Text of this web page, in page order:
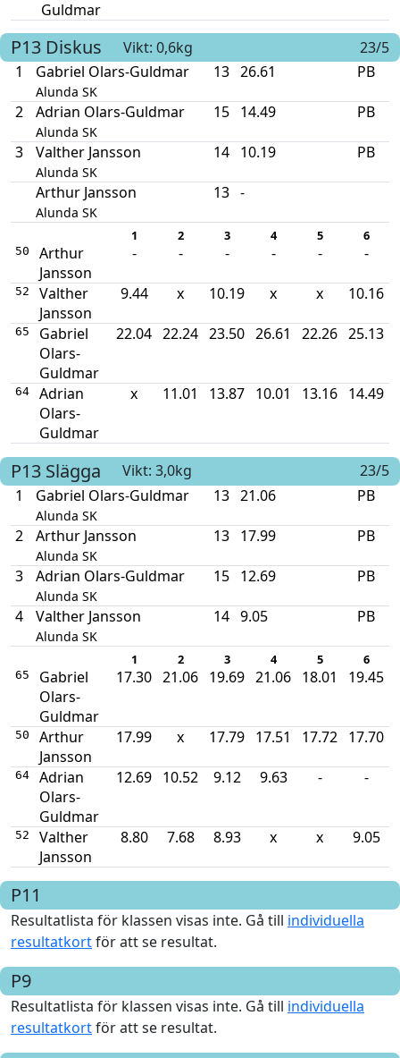
Guldmar
P13 Diskus Vikt: 0,6kg
23/5
1
Gabriel Olars-Guldmar
Alunda SK
13 26.61 PB
2 Adrian Olars-Guldmar
Alunda SK
15 14.49 PB
3 Valther Jansson
Alunda SK
14 10.19 PB
Arthur Jansson
Alunda SK
13 -
1 2 3 4 5 6
50
Arthur
Jansson
- - - - - -
52
Valther
Jansson
9.44 x 10.19 x x 10.16
65
Gabriel
Olars-
Guldmar
22.04 22.24 23.50 26.61 22.26 25.13
64
Adrian
Olars-
Guldmar
x 11.01 13.87 10.01 13.16 14.49
P13 Slägga Vikt: 3,0kg
23/5
1
Gabriel Olars-Guldmar
Alunda SK
13 21.06 PB
2 Arthur Jansson
Alunda SK
13 17.99 PB
3 Adrian Olars-Guldmar
Alunda SK
15 12.69 PB
4 Valther Jansson
Alunda SK
14 9.05 PB
1 2 3 4 5 6
65
Gabriel
Olars-
Guldmar
17.30 21.06 19.69 21.06 18.01 19.45
50
Arthur
Jansson
17.99 x 17.79 17.51 17.72 17.70
64
Adrian
Olars-
Guldmar
12.69 10.52 9.12 9.63 - -
52
Valther
Jansson
8.80 7.68 8.93 x x 9.05
P11
Resultatlista för klassen visas inte. Gå till individuella
resultatkortför att se resultat.
P9
Resultatlista för klassen visas inte. Gå till individuella
resultatkortför att se resultat.